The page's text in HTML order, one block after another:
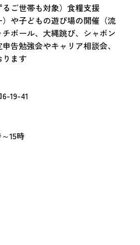
音声読み上げ
会員登録
お問い合わせ
ご世帯も対象）食糧支援
）や子どもの遊び場の開催（流
ボール、大縄跳び、シャボン
告勉強会やキャリア相談会、
ます
19-41
15時